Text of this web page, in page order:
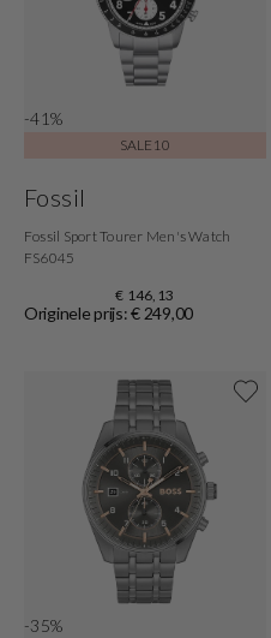
-41%
SALE10
Fossil
Fossil Sport Tourer Men's Watch
FS6045
€ 146,13
Originele prijs: € 249,00
-35%